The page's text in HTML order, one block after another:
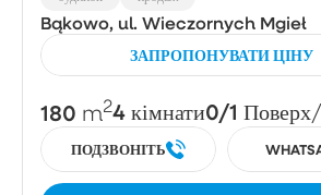
Bąkowo, ul. Wieczornych Mgieł
ЗАПРОПОНУВАТИ ЦІНУ
180 m24 кімнати0/1 Поверх
ПОДЗВОНІТЬ